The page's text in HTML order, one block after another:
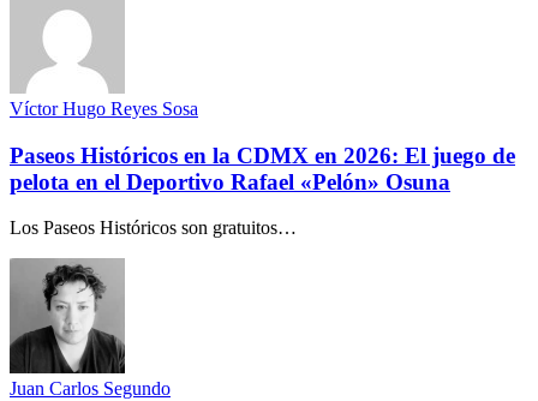
Víctor Hugo Reyes Sosa
Paseos Históricos en la CDMX en 2026: El juego de
pelota en el Deportivo Rafael «Pelón» Osuna
Los Paseos Históricos son gratuitos…
Juan Carlos Segundo